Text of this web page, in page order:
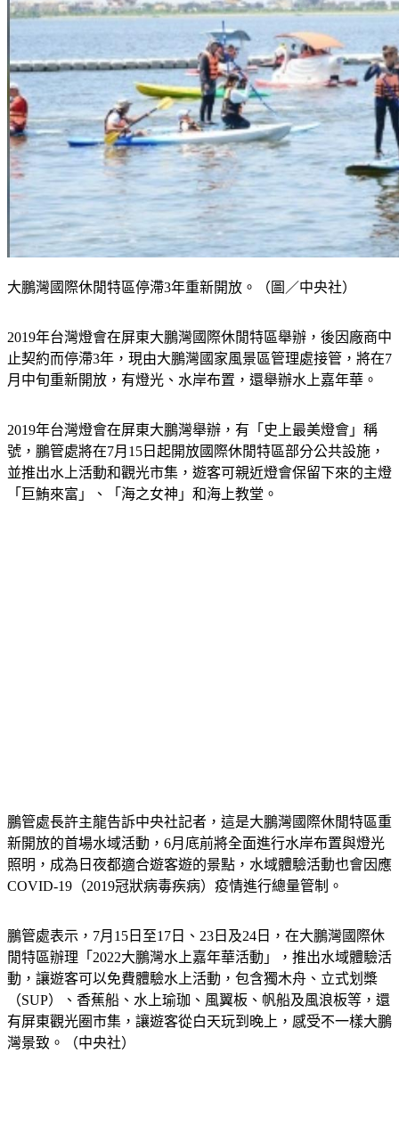
2019年台灣燈會在屏東大鵬灣國際休閒特區舉辦，後因廠商中
止契約而停滯3年，現由大鵬灣國家風景區管理處接管，將在7
2019年台灣燈會在屏東大鵬灣舉辦，有「史上最美燈會」稱
號，鵬管處將在7月15日起開放國際休閒特區部分公共設施，
並推出水上活動和觀光市集，遊客可親近燈會保留下來的主燈
鵬管處長許主龍告訴中央社記者，這是大鵬灣國際休閒特區重
新開放的首場水域活動，6月底前將全面進行水岸布置與燈光
照明，成為日夜都適合遊客遊的景點，水域體驗活動也會因應
鵬管處表示，7月15日至17日、23日及24日，在大鵬灣國際休
閒特區辦理「2022大鵬灣水上嘉年華活動」，推出水域體驗活
動，讓遊客可以免費體驗水上活動，包含獨木舟、立式划槳
（SUP）、香蕉船、水上瑜珈、風翼板、帆船及風浪板等，還
有屏東觀光圈市集，讓遊客從白天玩到晚上，感受不一樣大鵬